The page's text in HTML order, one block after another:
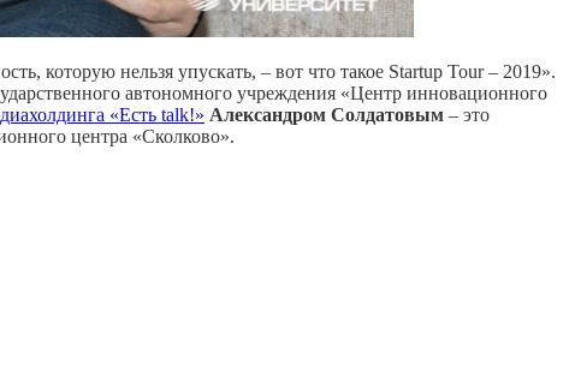
которую нельзя упускать, – вот что такое Startup Tour – 2019».
автономного учреждения «Центр инновационного
«Есть talk!» Александром Солдатовым – это
центра «Сколково».